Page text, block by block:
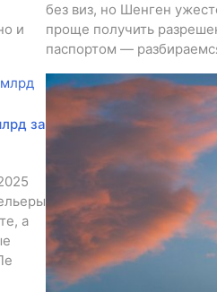
и
без виз, но Шенген
проще получить
паспортом —
за
а